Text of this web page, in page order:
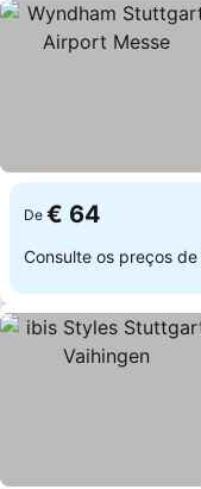
De € 64
Consulte os preços de